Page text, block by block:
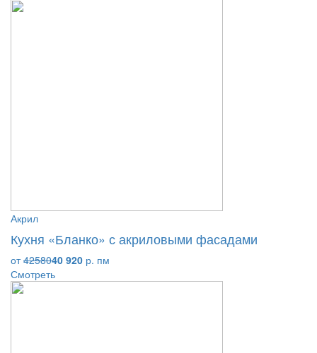
Акрил
Кухня «Бланко» с акриловыми фасадами
от4258040 920 р. пм
Смотреть